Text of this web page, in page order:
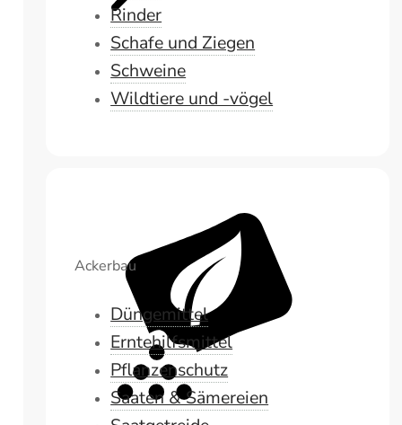
Rinder
Schafe und Ziegen
Schweine
Wildtiere und -vögel
Ackerbau
Düngemittel
Erntehilfsmittel
Pflanzenschutz
Saaten & Sämereien